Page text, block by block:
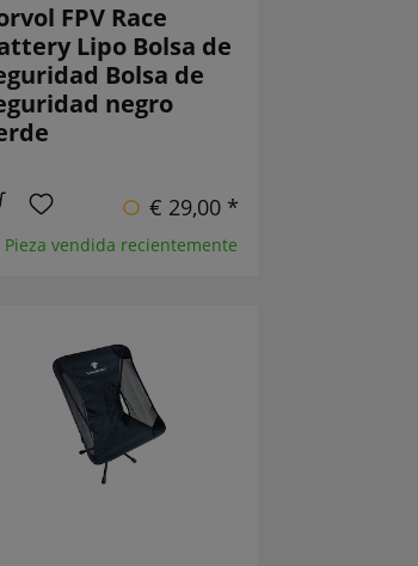
FPV Race
Lipo Bolsa de
Bolsa de
negro
€ 29,00 *
Pieza vendida recientemente